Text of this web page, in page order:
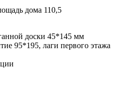
дома 110,5
доски 45*145 мм
95*195, лаги первого этажа